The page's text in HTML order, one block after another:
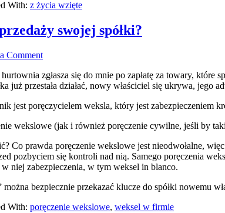
With: z życia wzięte
swojej spółki?
Comment
hurtownia zgłasza się do mnie po zapłatę za towary,
już przestała działać, nowy właściciel się ukrywa,
jest poręczycielem weksla, który jest zabezpieczeniem
wekslowe (jak i również poręczenie cywilne, jeśli by
Co prawda poręczenie wekslowe jest nieodwołalne,
pozbyciem się kontroli nad nią. Samego poręczenia
niej zabezpieczenia, w tym weksel in blanco.
bezpiecznie przekazać klucze do spółki nowemu
With: poręczenie wekslowe, weksel w firmie